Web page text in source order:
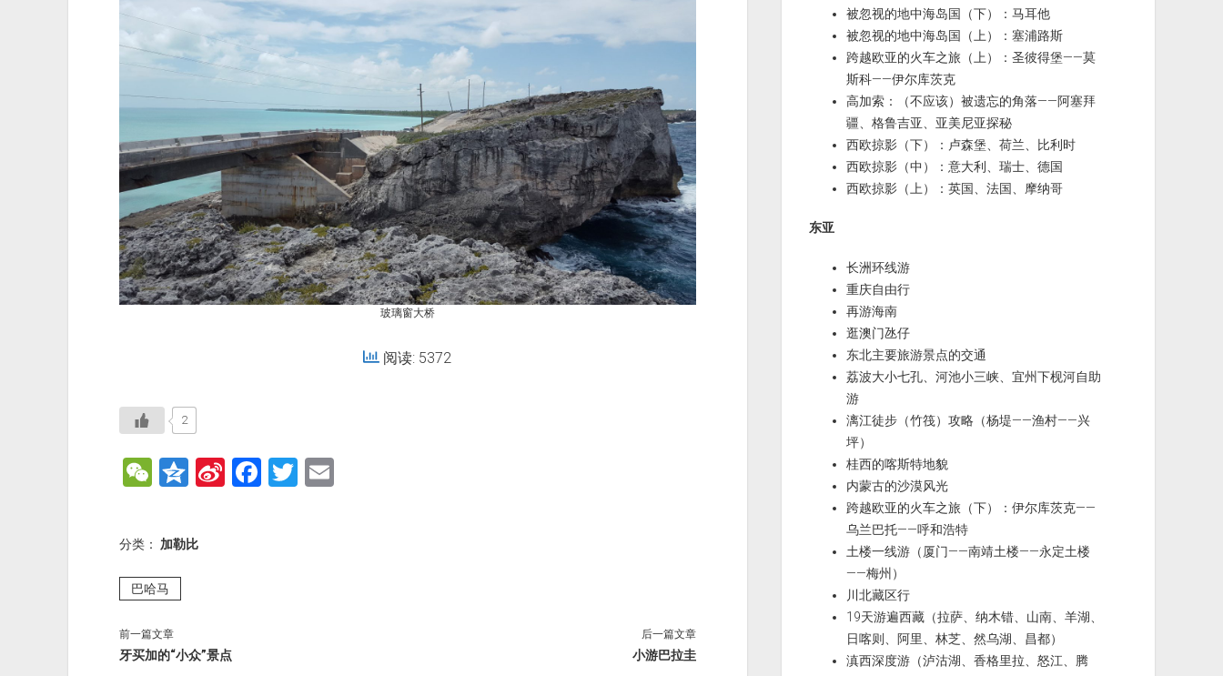
玻璃窗大桥
阅读: 5372
2
W
C
h
at
Q
o
n
Si
o
F T E
分类： 加勒比
巴哈马
前一篇文章
牙买加的“小众”景点
后一篇文章
小游巴拉圭
被忽视的地中海岛国（下）：马耳他
被忽视的地中海岛国（上）：塞浦路斯
跨越欧亚的火车之旅（上）：圣彼得堡——莫
斯科——伊尔库茨克
高加索：（不应该）被遗忘的角落——阿塞拜
疆、格鲁吉亚、亚美尼亚探秘
西欧掠影（下）：卢森堡、荷兰、比利时
西欧掠影（中）：意大利、瑞士、德国
西欧掠影（上）：英国、法国、摩纳哥
东亚
长洲环线游
重庆自由行
再游海南
逛澳门氹仔
东北主要旅游景点的交通
荔波大小七孔、河池小三峡、宜州下枧河自助
游
漓江徒步（竹筏）攻略（杨堤——渔村——兴
坪）
桂西的喀斯特地貌
内蒙古的沙漠风光
跨越欧亚的火车之旅（下）：伊尔库茨克——
乌兰巴托——呼和浩特
土楼一线游（厦门——南靖土楼——永定土楼
——梅州）
川北藏区行
19天游遍西藏（拉萨、纳木错、山南、羊湖、
日喀则、阿里、林芝、然乌湖、昌都）
滇西深度游（泸沽湖、香格里拉、怒江、腾